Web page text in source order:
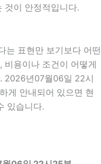
것이 안정적입니다.
는 표현만 보기보다 어떤
비용이나 조건이 어떻게
2026년07월06일 22시
게 안내되어 있으면 현
있습니다.